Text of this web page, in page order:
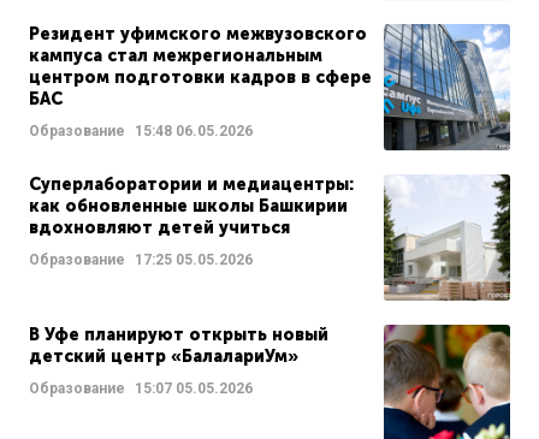
Резидент уфимского межвузовского
кампуса стал межрегиональным
центром подготовки кадров в сфере
БАС
Образование 15:48 06.05.2026
Суперлаборатории и медиацентры:
как обновленные школы Башкирии
вдохновляют детей учиться
Образование 17:25 05.05.2026
В Уфе планируют открыть новый
детский центр «БалалариУм»
Образование 15:07 05.05.2026